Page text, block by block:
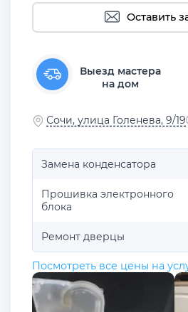
Оставить
Выезд мастера
на дом
Сочи, улица Голенева, 9/19
Замена конденсатора
Прошивка электронного
блока
Ремонт дверцы
Посмотреть все цены на